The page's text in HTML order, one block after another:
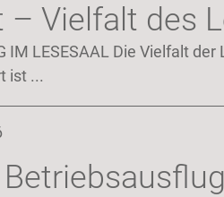
– Vielfalt des
IM LESESAAL Die Vielfalt
ist ...